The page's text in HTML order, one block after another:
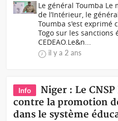
Le général Toumba Le
de l’Intérieur, le
Toumba s'est exprimé
Togo sur les sanctions
CEDEAO.Le&n...
il y a 2 ans
Info
Niger : Le
contre la promotion
dans le système